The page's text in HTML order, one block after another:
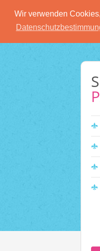
Wir verwenden